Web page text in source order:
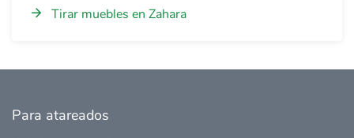
Tirar muebles en Zahara
Para atareados